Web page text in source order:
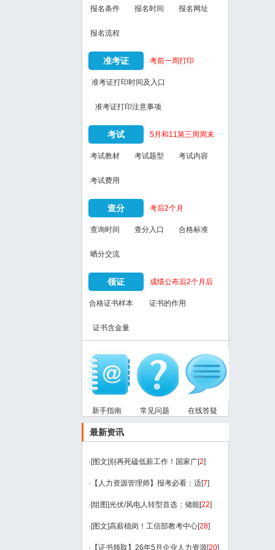
报名条件 报名时间 报名网址
报名流程
准考证 考前一周打印
准考证打印时间及入口
准考证打印注意事项
考试 5月和11第三周周末
考试教材 考试题型 考试内容
考试费用
查分 考后2个月
查询时间 查分入口 合格标准
晒分交流
领证 成绩公布后2个月后
合格证书样本 证书的作用
证书含金量
新手指南 常见问题 在线答疑
最新资讯
·[图文]别再死磕低薪工作！国家广[2]
· 【人力资源管理师】报考必看：适[7]
·[组图]光伏/风电人转型首选：储能[22]
·[图文]高薪稳岗！工信部教考中心[28]
· 【证书领取】26年5月企业人力资源[20]